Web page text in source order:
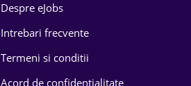
Despre eJobs
Intrebari frecvente
Termeni si conditii
Acord de confidentialitate